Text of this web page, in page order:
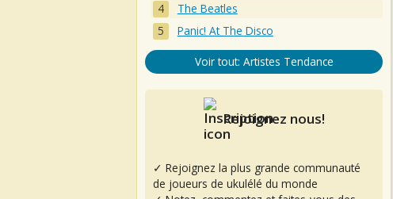
The Beatles
Panic! At The Disco
Voir tout: Artistes Tendance
Rejoignez nous!
✓ Rejoignez la plus grande communauté
de joueurs de ukulélé du monde